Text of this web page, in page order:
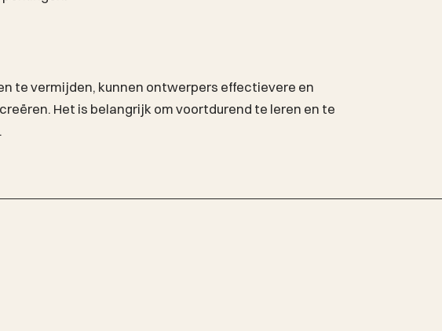
te vermijden, kunnen ontwerpers effectievere en
Het is belangrijk om voortdurend te leren en te